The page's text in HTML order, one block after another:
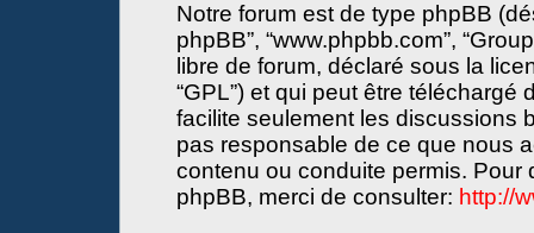
Notre forum est de type phpBB
phpBB”, “www.phpbb.com”,
libre de forum, déclaré sous la
“GPL”) et qui peut être téléchargé
facilite seulement les discussions
pas responsable de ce que nous
contenu ou conduite permis. Pour
phpBB, merci de consulter: http://